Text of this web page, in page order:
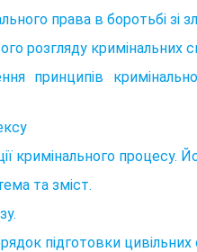
права в боротьбі зі
розгляду кримінальних
принципів
кримінального процесу.
та зміст.
підготовки